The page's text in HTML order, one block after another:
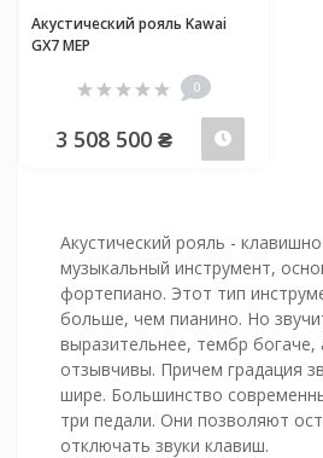
Акустический рояль Kawai
GX7 MEP
0
3 508 500 ₴
Акустический рояль -
музыкальный инструмент,
фортепиано. Этот тип
больше, чем пианино. Но
выразительнее, тембр
отзывчивы. Причем градация
шире. Большинство
три педали. Они позволяют
отключать звуки клавиш.